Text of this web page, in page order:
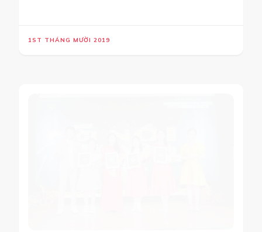
1ST THÁNG MƯỜI 2019